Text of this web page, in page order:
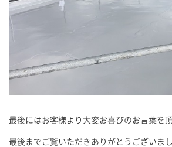
最後にはお客様より大変お喜びのお言葉を
最後までご覧いただきありがとうございまし